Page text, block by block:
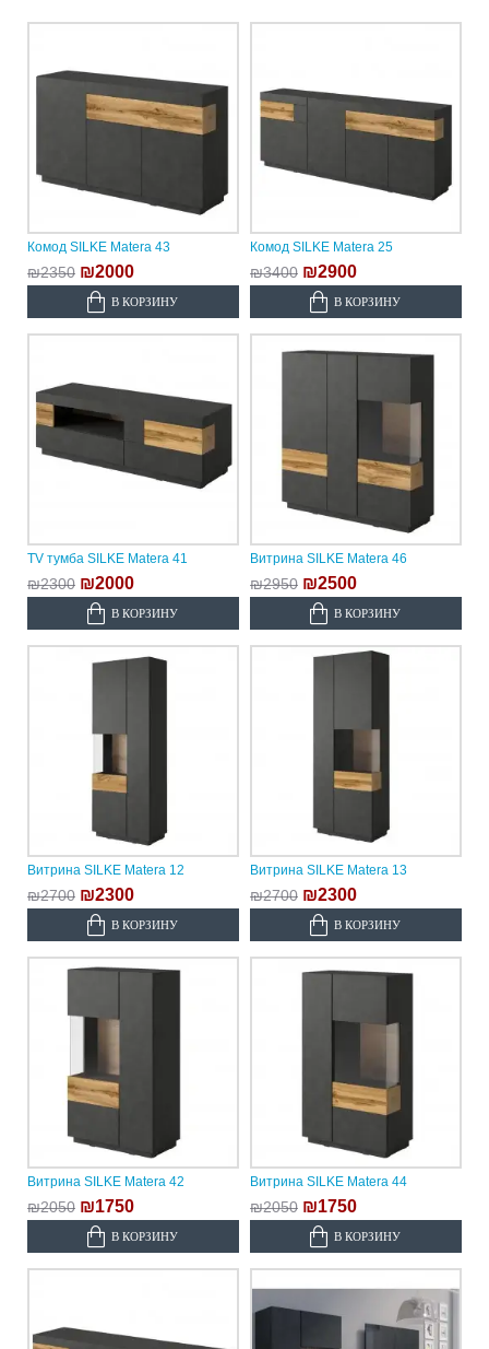
Комод SILKE Matera 43
₪2350 ₪2000
В КОРЗИНУ
Комод SILKE Matera 25
₪3400 ₪2900
В КОРЗИНУ
TV тумба SILKE Matera 41
₪2300 ₪2000
В КОРЗИНУ
Витрина SILKE Matera 46
₪2950 ₪2500
В КОРЗИНУ
Витрина SILKE Matera 12
₪2700 ₪2300
В КОРЗИНУ
Витрина SILKE Matera 13
₪2700 ₪2300
В КОРЗИНУ
Витрина SILKE Matera 42
₪2050 ₪1750
В КОРЗИНУ
Витрина SILKE Matera 44
₪2050 ₪1750
В КОРЗИНУ